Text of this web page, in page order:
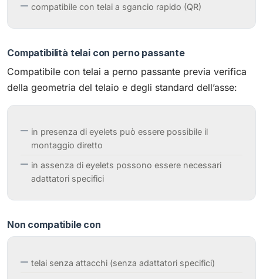
compatibile con telai a sgancio rapido (QR)
Compatibilità telai con perno passante
Compatibile con telai a perno passante previa verifica
della geometria del telaio e degli standard dell’asse:
in presenza di eyelets può essere possibile il
montaggio diretto
in assenza di eyelets possono essere necessari
adattatori specifici
Non compatibile con
telai senza attacchi (senza adattatori specifici)